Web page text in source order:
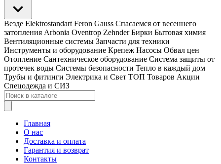
Везде Elektrostandart Feron Gauss Спасаемся от весеннего
затопления Arbonia Oventrop Zehnder Бирки Бытовая химия
Вентиляционные системы Запчасти для техники
Инструменты и оборудование Крепеж Насосы Обвал цен
Отопление Сантехническое оборудование Система защиты от
протечек воды Системы безопасности Тепло в каждый дом
Трубы и фитинги Электрика и Свет ТОП Товаров Акции
Спецодежда и СИЗ
Главная
О нас
Доставка и оплата
Гарантия и возврат
Контакты